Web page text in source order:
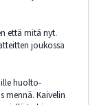
että mitä nyt.
joukossa
huolto-
mennä. Kaivelin